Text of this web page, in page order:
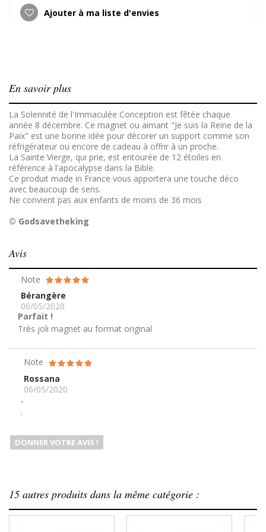
Ajouter à ma liste d'envies
En savoir plus
La Solennité de l'Immaculée Conception est fêtée chaque
année 8 décembre. Ce magnet ou aimant "Je suis la Reine de la
Paix" est une bonne idée pour décorer un support comme son
réfrigérateur ou encore de cadeau à offrir à un proche.
La Sainte Vierge, qui prie, est entourée de 12 étoiles en
référence à l'apocalypse dans la Bible.
Ce produit made in France vous apportera une touche déco
avec beaucoup de sens.
Ne convient pas aux enfants de moins de 36 mois
© Godsavetheking
Avis
Note
Bérangère
06/05/2020
Parfait !
Très joli magnet au format original
Note
Rossana
06/05/2020
.
.
DONNER VOTRE AVIS !
15 autres produits dans la même catégorie :